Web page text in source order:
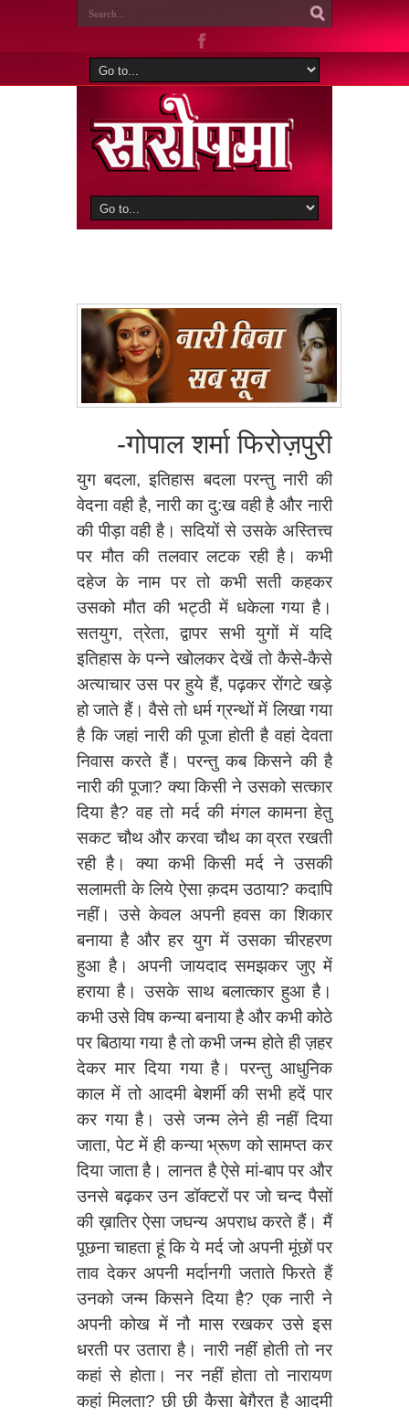
-गोपाल शर्मा फिरोज़पुरी
युग बदला, इतिहास बदला परन्तु नारी की
वेदना वही है, नारी का दु:ख वही है और नारी
की पीड़ा वही है। सदियों से उसके अस्तित्त्व
पर मौत की तलवार लटक रही है। कभी
दहेज के नाम पर तो कभी सती कहकर
उसको मौत की भट्ठी में धकेला गया है।
सतयुग, त्रेता, द्वापर सभी युगों में यदि
इतिहास के पन्ने खोलकर देखें तो कैसे-कैसे
अत्याचार उस पर हुये हैं, पढ़कर रोंगटे खड़े
हो जाते हैं। वैसे तो धर्म ग्रन्थों में लिखा गया
है कि जहां नारी की पूजा होती है वहां देवता
निवास करते हैं। परन्तु कब किसने की है
नारी की पूजा? क्या किसी ने उसको सत्कार
दिया है? वह तो मर्द की मंगल कामना हेतु
सकट चौथ और करवा चौथ का व्रत रखती
रही है। क्या कभी किसी मर्द ने उसकी
सलामती के लिये ऐसा क़दम उठाया? कदापि
नहीं। उसे केवल अपनी हवस का शिकार
बनाया है और हर युग में उसका चीरहरण
हुआ है। अपनी जायदाद समझकर जुए में
हराया है। उसके साथ बलात्कार हुआ है।
कभी उसे विष कन्या बनाया है और कभी कोठे
पर बिठाया गया है तो कभी जन्म होते ही ज़हर
देकर मार दिया गया है। परन्तु आधुनिक
काल में तो आदमी बेशर्मी की सभी हदें पार
कर गया है। उसे जन्म लेने ही नहीं दिया
जाता, पेट में ही कन्या भ्रूण को सामप्त कर
दिया जाता है। लानत है ऐसे मां-बाप पर और
उनसे बढ़कर उन डॉक्टरों पर जो चन्द पैसों
की ख़ातिर ऐसा जघन्य अपराध करते हैं। मैं
पूछना चाहता हूं कि ये मर्द जो अपनी मूंछों पर
ताव देकर अपनी मर्दानगी जताते फिरते हैं
उनको जन्म किसने दिया है? एक नारी ने
अपनी कोख में नौ मास रखकर उसे इस
धरती पर उतारा है। नारी नहीं होती तो नर
कहां से होता। नर नहीं होता तो नारायण
कहां मिलता? छी छी कैसा बेग़ैरत है आदमी